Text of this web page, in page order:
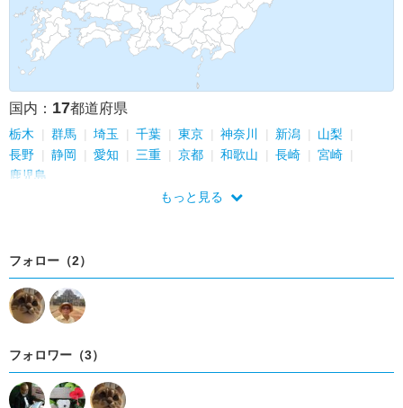
国内： 17都道府県
栃木 群馬 埼玉 千葉 東京 神奈川 新潟
山梨
長野
静岡 愛知 三重 京都 和歌山 長崎
宮崎
鹿児島
もっと見る
フォロー（2）
フォロワー（3）